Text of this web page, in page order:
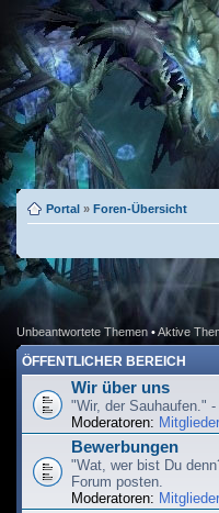
Portal » Foren-Übersicht
Unbeantwortete Themen •Aktive
ÖFFENTLICHER BEREICH
Wir über uns
"Wir, der Sauhaufen."
Moderatoren: Mitglieder
Bewerbungen
"Wat, wer bist Du
Forum posten.
Moderatoren: Mitglieder